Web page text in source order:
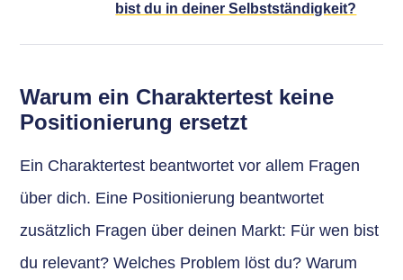
bist du in deiner Selbstständigkeit?
Warum ein Charaktertest keine
Positionierung ersetzt
Ein Charaktertest beantwortet vor allem Fragen
über dich. Eine Positionierung beantwortet
zusätzlich Fragen über deinen Markt: Für wen bist
du relevant? Welches Problem löst du? Warum